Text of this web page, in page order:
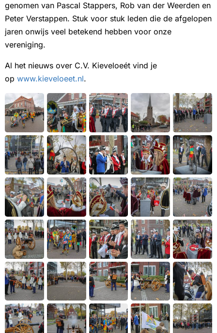
genomen van Pascal Stappers, Rob van der Weerden en
Peter Verstappen. Stuk voor stuk leden die de afgelopen
jaren onwijs veel betekend hebben voor onze
vereniging.
Al het nieuws over C.V. Kieveloeét vind je
op www.kieveloeet.nl.